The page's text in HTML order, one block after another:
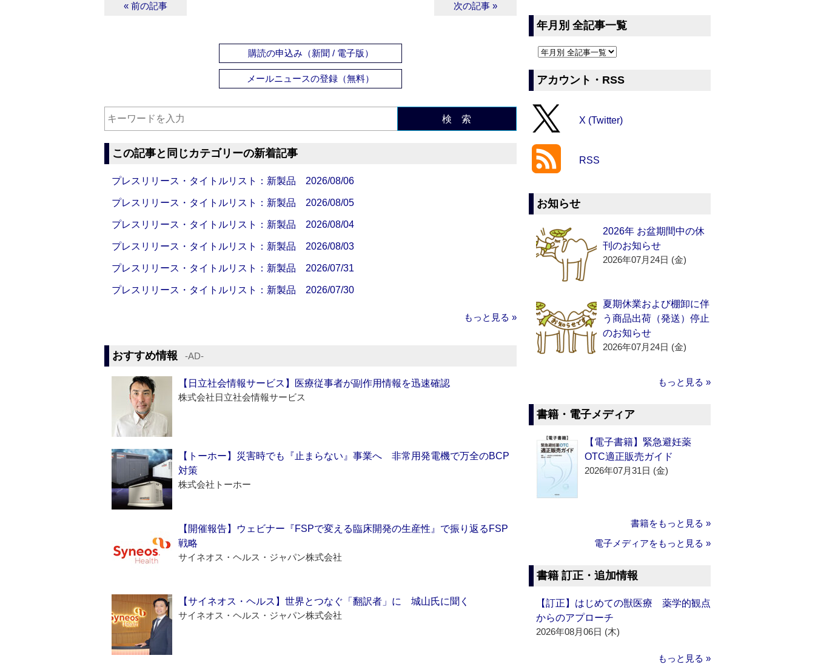
« 前の記事 次の記事 »
購読の申込み（新聞 / 電子版）
メールニュースの登録（無料）
検 索
この記事と同じカテゴリーの新着記事
プレスリリース・タイトルリスト：新製品 2026/08/06
プレスリリース・タイトルリスト：新製品 2026/08/05
プレスリリース・タイトルリスト：新製品 2026/08/04
プレスリリース・タイトルリスト：新製品 2026/08/03
プレスリリース・タイトルリスト：新製品 2026/07/31
プレスリリース・タイトルリスト：新製品 2026/07/30
もっと見る »
おすすめ情報 ‐AD‐
【日立社会情報サービス】医療従事者が副作用情報を迅速確認
株式会社日立社会情報サービス
【トーホー】災害時でも『止まらない』事業へ 非常用発電機で万全のBCP
対策
株式会社トーホー
【開催報告】ウェビナー『FSPで変える臨床開発の生産性』で振り返るFSP
戦略
サイネオス・ヘルス・ジャパン株式会社
【サイネオス・ヘルス】世界とつなぐ「翻訳者」に 城山氏に聞く
サイネオス・ヘルス・ジャパン株式会社
年月別 全記事一覧
アカウント・RSS
X (Twitter)
RSS
お知らせ
2026年 お盆期間中の休
刊のお知らせ
2026年07月24日 (金)
夏期休業および棚卸に伴
う商品出荷（発送）停止
のお知らせ
2026年07月24日 (金)
もっと見る »
書籍・電子メディア
【電子書籍】緊急避妊薬
OTC適正販売ガイド
2026年07月31日 (金)
書籍をもっと見る »
電子メディアをもっと見る »
書籍 訂正・追加情報
【訂正】はじめての獣医療 薬学的観点
からのアプローチ
2026年08月06日 (木)
もっと見る »